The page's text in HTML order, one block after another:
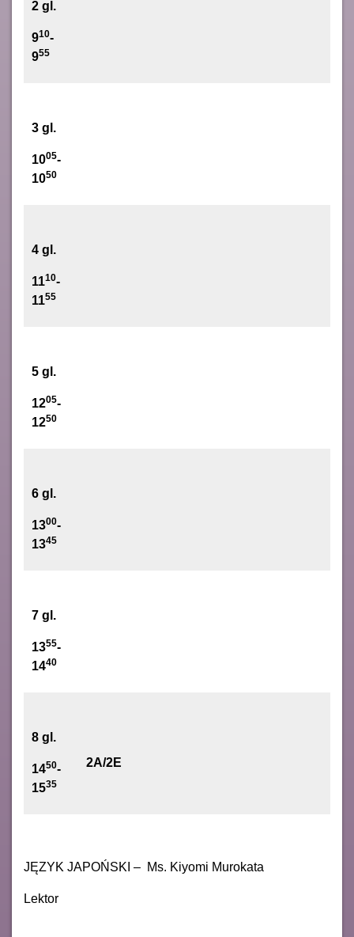
2 gl.
910-
955
3 gl.
1005-
1050
4 gl.
1110-
1155
5 gl.
1205-
1250
6 gl.
1300-
1345
7 gl.
1355-
1440
8 gl.
1450-
1535
2A/2E
JĘZYK JAPOŃSKI – Ms. Kiyomi Murokata
Lektor